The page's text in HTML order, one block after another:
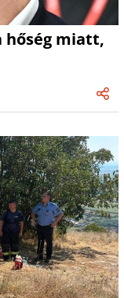
hőség miatt,